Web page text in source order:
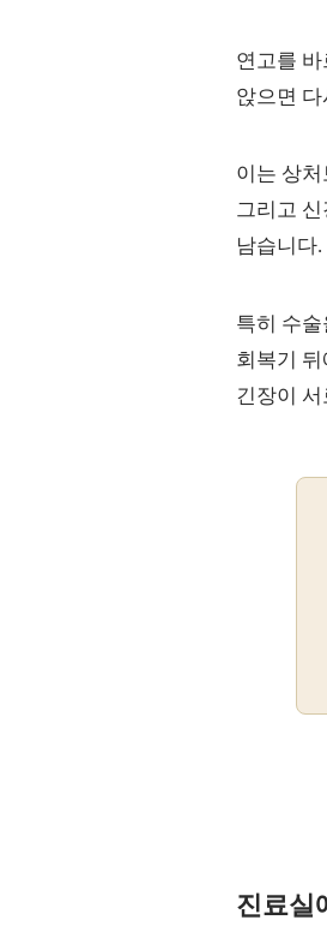
연고를
앉으면
이는 상
그리고
남습니다.
특히 수
회복기 뒤
긴장이
진료실